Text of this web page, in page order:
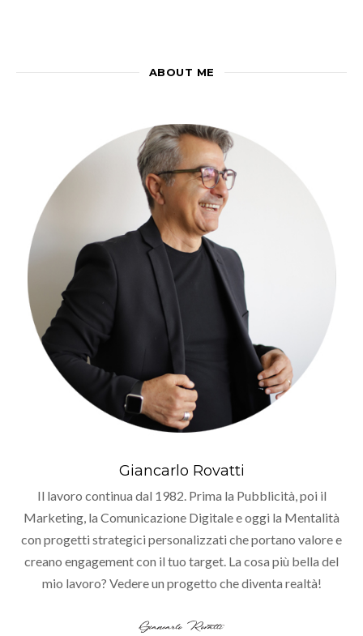
ABOUT ME
Giancarlo Rovatti
Il lavoro continua dal 1982. Prima la Pubblicità, poi il
Marketing, la Comunicazione Digitale e oggi la Mentalità
con progetti strategici personalizzati che portano valore e
creano engagement con il tuo target. La cosa più bella del
mio lavoro? Vedere un progetto che diventa realtà!